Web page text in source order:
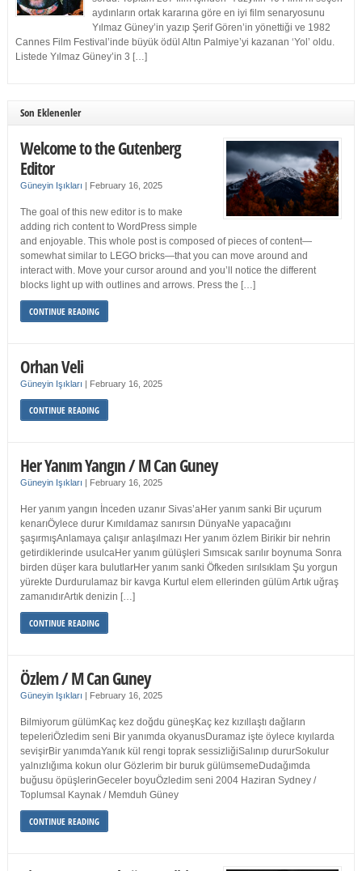
aydınların ortak kararına göre en iyi film senaryosunu
Yılmaz Güney’in yazıp Şerif Gören’in yönettiği ve 1982
Cannes Film Festival’inde büyük ödül Altın Palmiye’yi kazanan ‘Yol’ oldu.
Listede Yılmaz Güney’in 3 […]
Son Eklenenler
Welcome to the Gutenberg
Editor
Güneyin Işıkları | February 16, 2025
The goal of this new editor is to make
adding rich content to WordPress simple
and enjoyable. This whole post is composed of pieces of content—
somewhat similar to LEGO bricks—that you can move around and
interact with. Move your cursor around and you’ll notice the different
blocks light up with outlines and arrows. Press the […]
CONTINUE READING
Orhan Veli
Güneyin Işıkları | February 16, 2025
CONTINUE READING
Her Yanım Yangın / M Can Guney
Güneyin Işıkları | February 16, 2025
Her yanım yangın İnceden uzanır Sivas’aHer yanım sanki Bir uçurum
kenarıÖylece durur Kımıldamaz sanırsın DünyaNe yapacağını
şaşırmışAnlamaya çalışır anlaşılmazı Her yanım özlem Birikir bir nehrin
getirdiklerinde usulcaHer yanım gülüşleri Sımsıcak sarılır boynuma Sonra
birden düşer kara bulutlarHer yanım sanki Öfkeden sırılsıklam Şu yorgun
yürekte Durdurulamaz bir kavga Kurtul elem ellerinden gülüm Artık uğraş
zamanıdırArtık denizin […]
CONTINUE READING
Özlem / M Can Guney
Güneyin Işıkları | February 16, 2025
Bilmiyorum gülümKaç kez doğdu güneşKaç kez kızıllaştı dağların
tepeleriÖzledim seni Bir yanımda okyanusDuramaz işte öylece kıyılarda
sevişirBir yanımdaYanık kül rengi toprak sessizliğiSalınıp dururSokulur
yalnızlığıma kokun olur Gözlerim bir buruk gülümsemeDudağımda
buğusu öpüşlerinGeceler boyuÖzledim seni 2004 Haziran Sydney /
Toplumsal Kaynak / Memduh Güney
CONTINUE READING